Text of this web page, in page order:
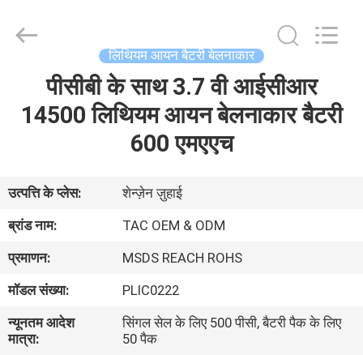
वीडियो
बारे
में
Energy
लिथियम आयन बैटरी बेलनाकार
पीसीबी के साथ 3.7 वी आईसीआर
14500 लिथियम आयन बेलनाकार बैटरी
600 एमएएच
उत्पत्ति के प्लेस:
शेन्ज़ेन ज़ुहाई
ब्रांड नाम:
TAC OEM & ODM
प्रमाणन:
MSDS REACH ROHS
मॉडल संख्या:
PLIC0222
न्यूनतम आदेश
मात्रा:
सिंगल सेल के लिए 500 पीसी, बैटरी पैक के लिए
50 पैक